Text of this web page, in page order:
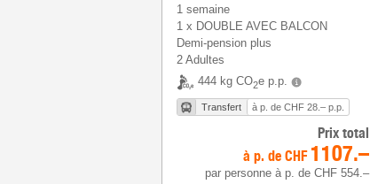
1 semaine
1 x DOUBLE AVEC BALCON
Demi-pension plus
2 Adultes
444 kg CO2e p.p.
Transfert à p. de CHF 28.– p.p.
Prix total
à p. de CHF 1107.–
par personne à p. de CHF 554.–